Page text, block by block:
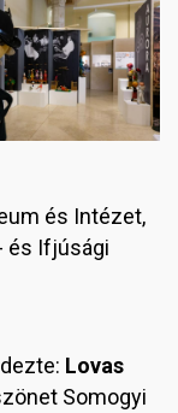
és Intézet,
és Ifjúsági
Lovas
Somogyi